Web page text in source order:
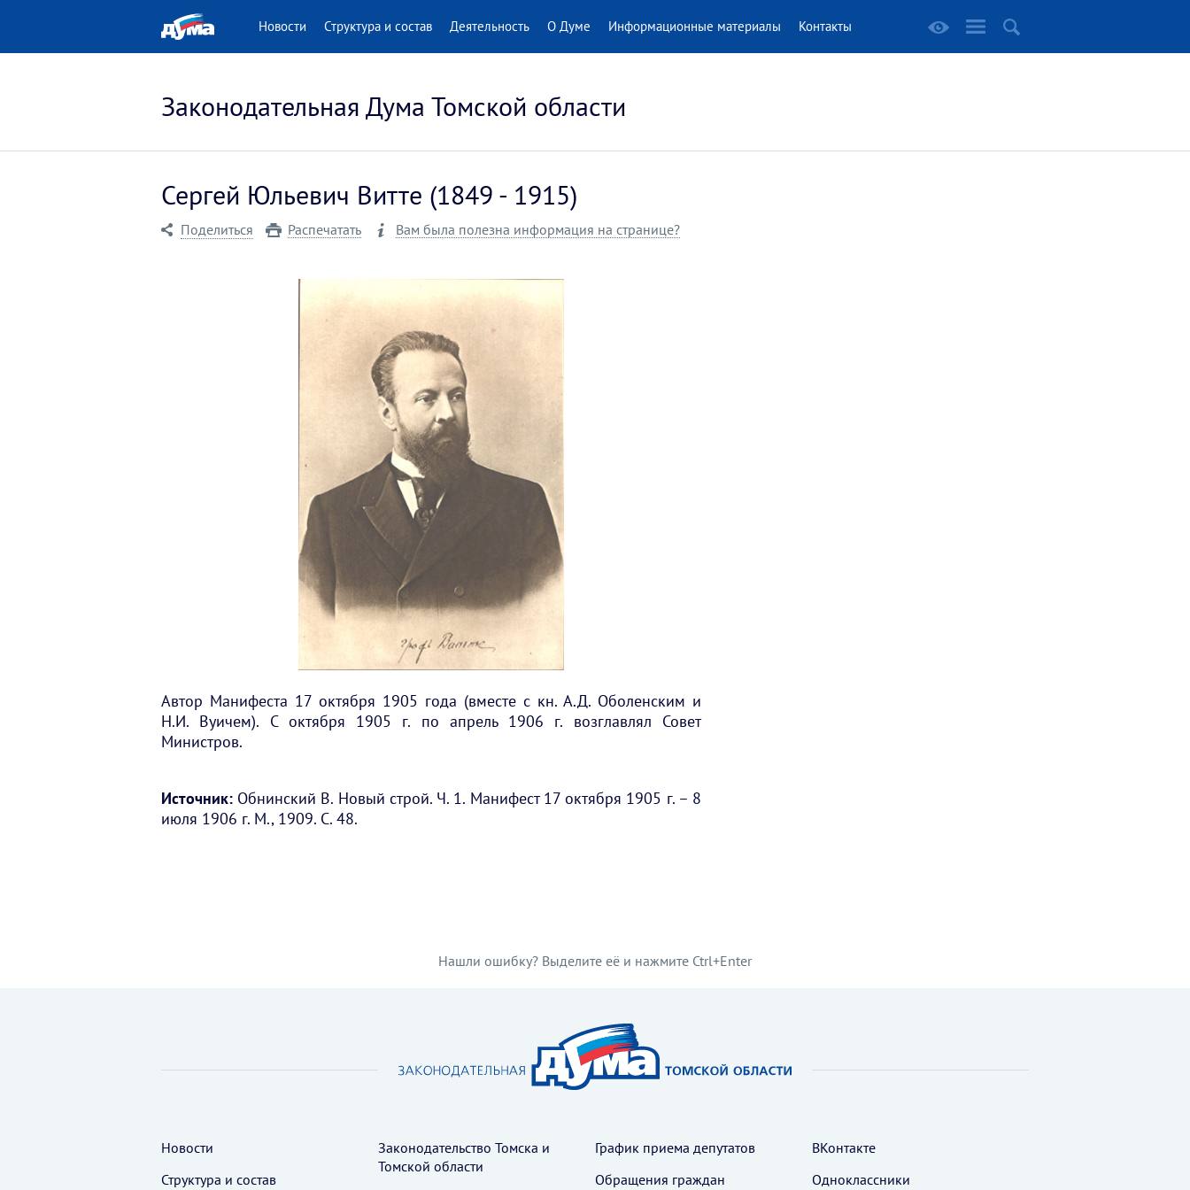
Новости Структура и состав Деятельность О Думе Информационные материалы Контакты
Законодательная Дума Томской области
Сергей Юльевич Витте (1849 - 1915)
Поделиться Распечатать Вам была полезна информация на странице?
Автор Манифеста 17 октября 1905 года (вместе с кн. А.Д. Оболенским и
Н.И. Вуичем). С октября 1905 г. по апрель 1906 г. возглавлял Совет
Министров.
Источник: Обнинский В. Новый строй. Ч. 1. Манифест 17 октября 1905 г. – 8
июля 1906 г. М., 1909. С. 48.
Нашли ошибку? Выделите её и нажмите Ctrl+Enter
Новости
Структура и состав
Законодательство Томска и
Томской области
График приема депутатов
Обращения граждан
ВКонтакте
Одноклассники